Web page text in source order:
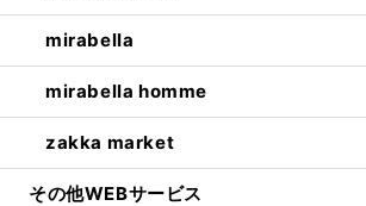
mirabella
mirabella homme
zakka market
その他WEBサービス